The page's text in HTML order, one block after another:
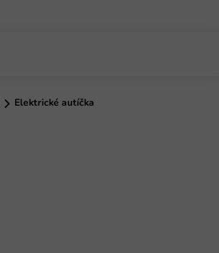
Elektrické autíčka